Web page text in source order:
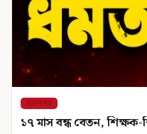
মহানগর
১৭ মাস বন্ধ বেতন, শিক্ষক-